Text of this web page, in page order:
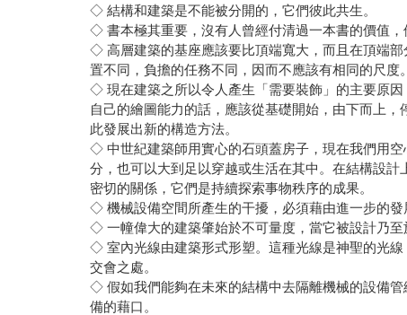
◇ 結構和建築是不能被分開的，它們彼此共生。
◇ 書本極其重要，沒有人曾經付清過一本書的價值，
◇ 高層建築的基座應該要比頂端寬大，而且在頂端
置不同，負擔的任務不同，因而不應該有相同的尺度。
◇ 現在建築之所以令人產生「需要裝飾」的主要原
自己的繪圖能力的話，應該從基礎開始，由下而上
此發展出新的構造方法。
◇ 中世紀建築師用實心的石頭蓋房子，現在我們用
分，也可以大到足以穿越或生活在其中。在結構設
密切的關係，它們是持續探索事物秩序的成果。
◇ 機械設備空間所產生的干擾，必須藉由進一步的發
◇ 一幢偉大的建築肇始於不可量度，當它被設計乃至
◇ 室內光線由建築形式形塑。這種光線是神聖的光
交會之處。
◇ 假如我們能夠在未來的結構中去隔離機械的設備
備的藉口。